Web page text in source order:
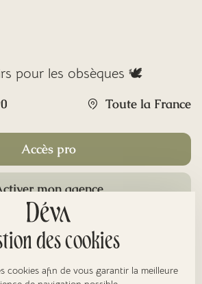
pour les obsèques 🕊️
Toute la France
Accès pro
mon agence
des cookies
cookies afin de vous garantir la meilleure